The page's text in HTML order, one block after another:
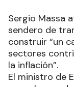
Sergio Massa
sendero de
construir “un
sectores
la inflación”.
El ministro de